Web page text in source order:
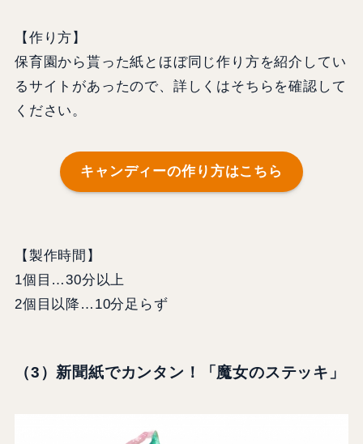
【作り方】
保育園から貰った紙とほぼ同じ作り方を紹介してい
るサイトがあったので、詳しくはそちらを確認して
ください。
キャンディーの作り方はこちら
【製作時間】
1個目…30分以上
2個目以降…10分足らず
（3）新聞紙でカンタン！「魔女のステッキ」